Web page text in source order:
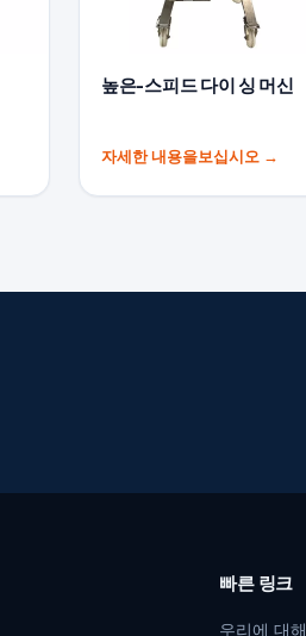
높은-스피드 다이 싱 머신
자세한 내용을보십시오 →
빠른 링크
우리에 대해